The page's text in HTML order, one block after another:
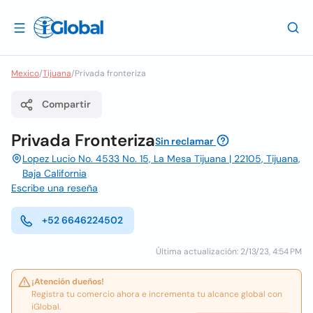
Mexico/Tijuana/Privada fronteriza
Compartir
Privada FronterizaSin reclamar
Lopez Lucio No. 4533 No. 15, La Mesa Tijuana | 22105, Tijuana,
Baja California
Escribe una reseña
+52 6646224502
Última actualización: 2/13/23, 4:54 PM
¡Atención dueños!
Registra tu comercio ahora e incrementa tu alcance global con
iGlobal.